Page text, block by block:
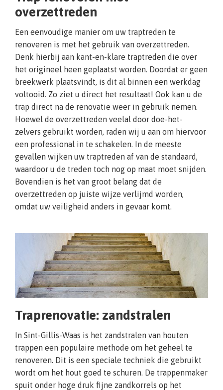
overzettreden
Een eenvoudige manier om uw traptreden te
renoveren is met het gebruik van overzettreden.
Denk hierbij aan kant-en-klare traptreden die over
het origineel heen geplaatst worden. Doordat er geen
breekwerk plaatsvindt, is dit al binnen een werkdag
voltooid. Zo ziet u direct het resultaat! Ook kan u de
trap direct na de renovatie weer in gebruik nemen.
Hoewel de overzettreden veelal door doe-het-
zelvers gebruikt worden, raden wij u aan om hiervoor
een professional in te schakelen. In de meeste
gevallen wijken uw traptreden af van de standaard,
waardoor u de treden toch nog op maat moet snijden.
Bovendien is het van groot belang dat de
overzettreden op juiste wijze verlijmd worden,
omdat uw veiligheid anders in gevaar komt.
Traprenovatie: zandstralen
In Sint-Gillis-Waas is het zandstralen van houten
trappen een populaire methode om het geheel te
renoveren. Dit is een speciale techniek die gebruikt
wordt om het hout goed te schuren. De trappenmaker
spuit onder hoge druk fijne zandkorrels op het